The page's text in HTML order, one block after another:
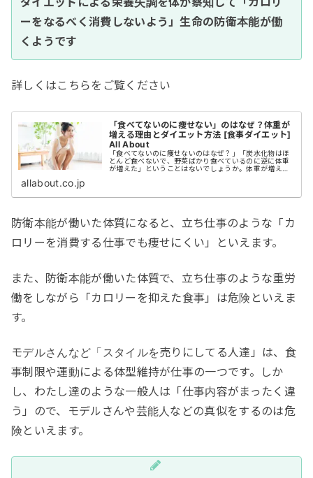
ーをなるべく消費しないよう」生命の防衛本能が働
くようです
詳しくはこちらをご覧ください
「食べてないのに痩せない」のはなぜ？体重が
増える理由とダイエット方法 [食事ダイエット]
All About
「食べてないのに痩せないのはなぜ？」「炭水化物はほ
とんど食べないで、野菜ばかり食べているのに逆に体重
が増えた」ということはないでしょうか。体重が増える
allabout.co.jp
防衛本能が働いた体質になると、立ち仕事のような「カ
ロリーを消費する仕事でも痩せにくい」といえます。
また、防衛本能が働いた体質で、立ち仕事のような重労
働をしながら「カロリーを抑えた食事」は危険といえま
す。
モデルさんなど「スタイルを売りにしてる人達」は、食
事制限や運動による体型維持が仕事の一つです。しか
し、わたし達のような一般人は「仕事内容がまったく違
う」ので、モデルさんや芸能人などの真似をするのは危
険といえます。